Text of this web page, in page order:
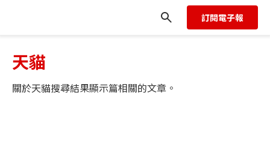
訂閱電子報
天貓
關於天貓搜尋結果顯示篇相關的文章。